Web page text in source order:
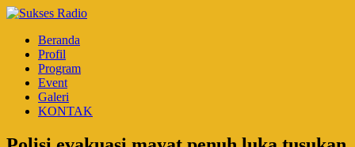
Beranda
Profil
Program
Event
Galeri
KONTAK